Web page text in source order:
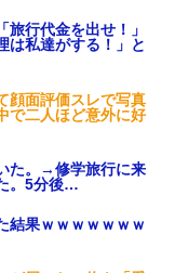
行代金を出せ！」
は私達がする！」と
顔面評価スレで写真
で二人ほど意外に好
た。→修学旅行に来
。5分後…
結果ｗｗｗｗｗｗｗ